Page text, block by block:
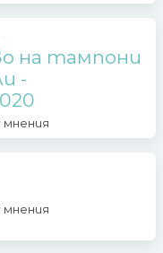
на тампони
-